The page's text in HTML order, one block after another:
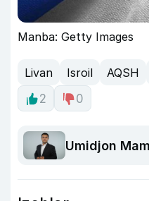
Manba: Getty Images
Livan Isroil AQSH
2
0
Umidjon